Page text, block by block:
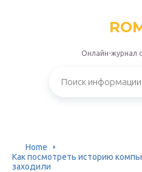
Онлайн-журнал
Home
Как посмотреть историю
заходили